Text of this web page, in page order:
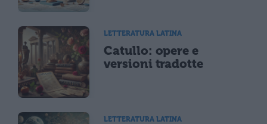
LETTERATURA LATINA
Catullo: opere e
versioni tradotte
LETTERATURA LATINA